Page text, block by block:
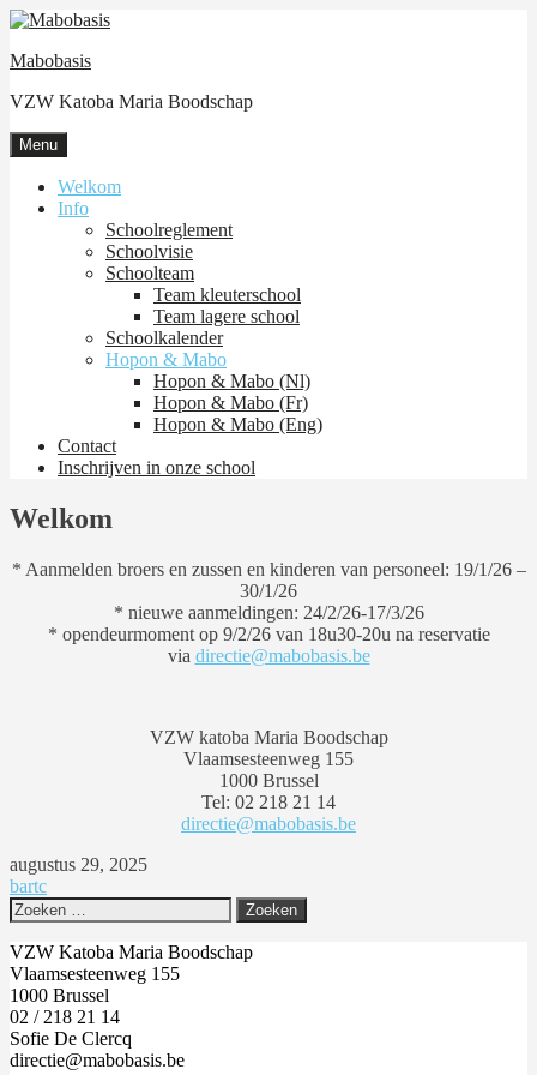
Skip
content
Mabobasis
VZW Katoba Maria Boodschap
Menu
Welkom
Info
Schoolreglement
Schoolvisie
Schoolteam
Team kleuterschool
Team lagere school
Schoolkalender
Hopon & Mabo
Hopon & Mabo (Nl)
Hopon & Mabo (Fr)
Hopon & Mabo (Eng)
Contact
Inschrijven in onze school
Welkom
* Aanmelden broers en zussen en kinderen van personeel: 19/1/26 –
30/1/26
* nieuwe aanmeldingen: 24/2/26-17/3/26
* opendeurmoment op 9/2/26 van 18u30-20u na reservatie
via directie@mabobasis.be
VZW katoba Maria Boodschap
Vlaamsesteenweg 155
1000 Brussel
Tel: 02 218 21 14
directie@mabobasis.be
augustus 29, 2025
bartc
Zoeken
naar:
VZW Katoba Maria Boodschap
Vlaamsesteenweg 155
1000 Brussel
02 / 218 21 14
Sofie De Clercq
directie@mabobasis.be